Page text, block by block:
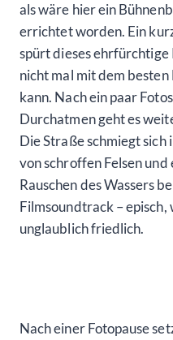
als wäre hier ein
errichtet worden. Ein
spürt dieses ehrfürchtige
nicht mal mit dem
kann. Nach ein paar
Durchatmen geht es
Die Straße schmiegt
von schroffen Felsen
Rauschen des Wassers
Filmsoundtrack –
unglaublich friedlich.
Nach einer Fotopause